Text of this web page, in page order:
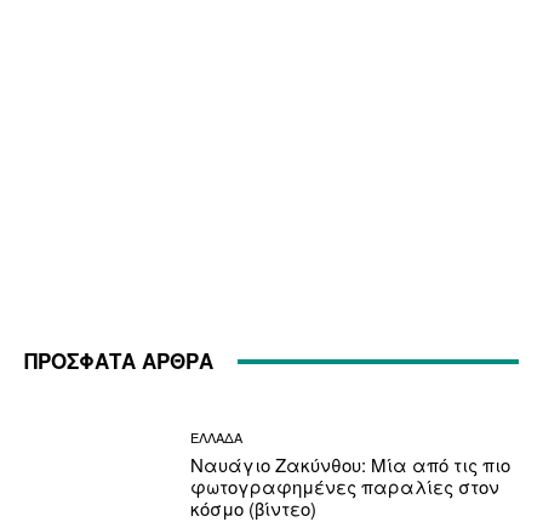
ΠΡΟΣΦΑΤΑ ΑΡΘΡΑ
ΕΛΛΑΔΑ
Ναυάγιο Ζακύνθου: Μία από τις πιο
φωτογραφημένες παραλίες στον
κόσμο (βίντεο)